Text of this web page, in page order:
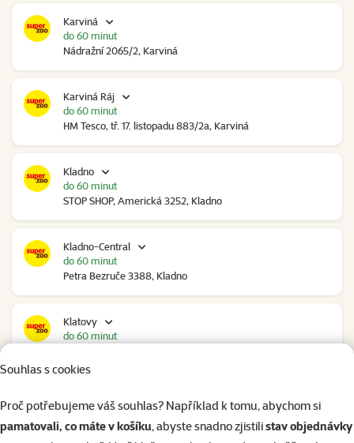
Souhlas s cookies
Proč potřebujeme váš souhlas? Například k tomu, abychom si
pamatovali, co máte v košíku, abyste snadno zjistilistav objednávky
Karviná
Nádražní 2065/2, Karviná
do 60 minut
Karviná Ráj
HM Tesco, tř. 17. listopadu 883/2a, Karviná
do 60 minut
Kladno
STOP SHOP, Americká 3252, Kladno
do 60 minut
Kladno-Central
Petra Bezruče 3388, Kladno
do 60 minut
Klatovy
do 60 minut
Polepská 979, Kolín
do 60 minut